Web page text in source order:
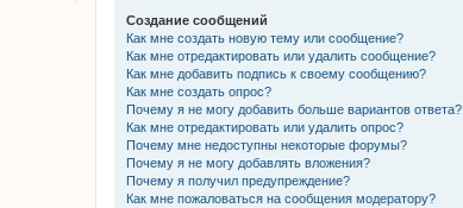
Создание сообщений
Как мне создать новую тему или сообщение?
Как мне отредактировать или удалить сообщение?
Как мне добавить подпись к своему сообщению?
Как мне создать опрос?
Почему я не могу добавить больше вариантов ответа?
Как мне отредактировать или удалить опрос?
Почему мне недоступны некоторые форумы?
Почему я не могу добавлять вложения?
Почему я получил предупреждение?
Как мне пожаловаться на сообщения модератору?